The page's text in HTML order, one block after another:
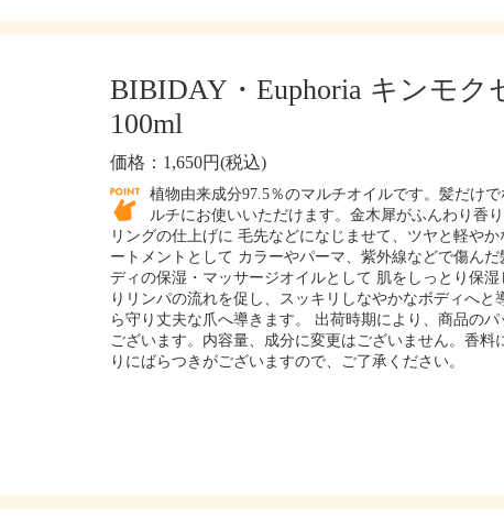
BIBIDAY・Euphoria キンモ
100ml
価格：1,650円(税込)
植物由来成分97.5％のマルチオイルです。髪だけ
ルチにお使いいただけます。金木犀がふんわり香
リングの仕上げに 毛先などになじませて、ツヤと軽や
ートメントとして カラーやパーマ、紫外線などで傷ん
ディの保湿・マッサージオイルとして 肌をしっとり保
りリンパの流れを促し、スッキリしなやかなボディへ
ら守り丈夫な爪へ導きます。 出荷時期により、商品の
ございます。内容量、成分に変更はございません。香
りにばらつきがございますので、ご了承ください。